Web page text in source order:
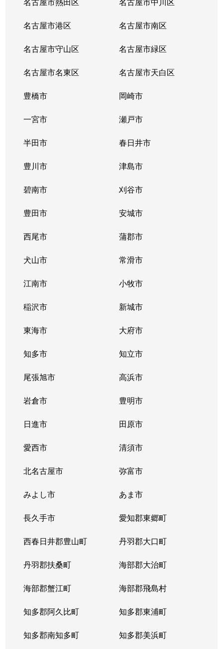
名古屋市港区 名古屋市南区
名古屋市守山区 名古屋市緑区
名古屋市名東区 名古屋市天白区
豊橋市 岡崎市
一宮市 瀬戸市
半田市 春日井市
豊川市 津島市
碧南市 刈谷市
豊田市 安城市
西尾市 蒲郡市
犬山市 常滑市
江南市 小牧市
稲沢市 新城市
東海市 大府市
知多市 知立市
尾張旭市 高浜市
岩倉市 豊明市
日進市 田原市
愛西市 清須市
北名古屋市 弥富市
みよし市 あま市
長久手市 愛知郡東郷町
西春日井郡豊山町 丹羽郡大口町
丹羽郡扶桑町 海部郡大治町
海部郡蟹江町 海部郡飛島村
知多郡阿久比町 知多郡東浦町
知多郡南知多町 知多郡美浜町